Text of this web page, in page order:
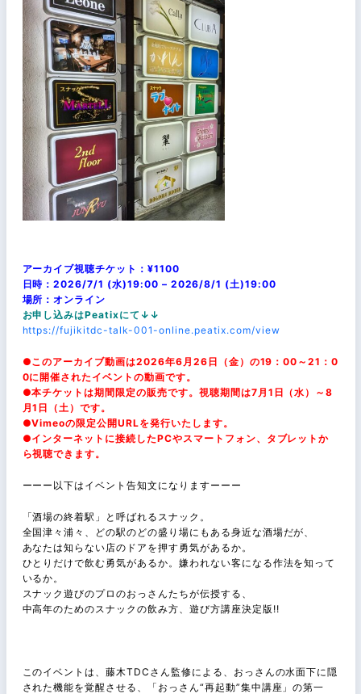
アーカイブ視聴チケット：¥1100
日時：2026/7/1 (水)19:00 – 2026/8/1 (土)19:00
場所：オンライン
お申し込みはPeatixにて↓↓
https://fujikitdc-talk-001-online.peatix.com/view
●このアーカイブ動画は2026年6月26日（金）の19：00～21：0
0に開催されたイベントの動画です。
●本チケットは期間限定の販売です。視聴期間は7月1日（水）～8
月1日（土）です。
●Vimeoの限定公開URLを発行いたします。
●インターネットに接続したPCやスマートフォン、タブレットか
ら視聴できます。
ーーー以下はイベント告知文になりますーーー
「酒場の終着駅」と呼ばれるスナック。
全国津々浦々、どの駅のどの盛り場にもある身近な酒場だが、
あなたは知らない店のドアを押す勇気があるか。
ひとりだけで飲む勇気があるか。嫌われない客になる作法を知って
いるか。
スナック遊びのプロのおっさんたちが伝授する、
中高年のためのスナックの飲み方、遊び方講座決定版!!
このイベントは、藤木TDCさん監修による、おっさんの水面下に隠
された機能を覚醒させる、「おっさん“再起動”集中講座」の第一